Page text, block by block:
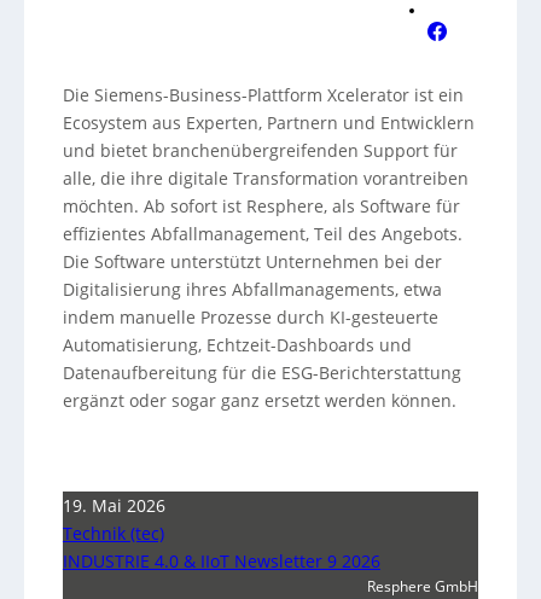
Die Siemens-Business-Plattform Xcelerator ist ein
Ecosystem aus Experten, Partnern und Entwicklern
und bietet branchenübergreifenden Support für
alle, die ihre digitale Transformation vorantreiben
möchten. Ab sofort ist Resphere, als Software für
effizientes Abfallmanagement, Teil des Angebots.
Die Software unterstützt Unternehmen bei der
Digitalisierung ihres Abfallmanagements, etwa
indem manuelle Prozesse durch KI-gesteuerte
Automatisierung, Echtzeit-Dashboards und
Datenaufbereitung für die ESG-Berichterstattung
ergänzt oder sogar ganz ersetzt werden können.
19. Mai 2026
Technik (tec)
INDUSTRIE 4.0 & IIoT Newsletter 9 2026
Resphere GmbH